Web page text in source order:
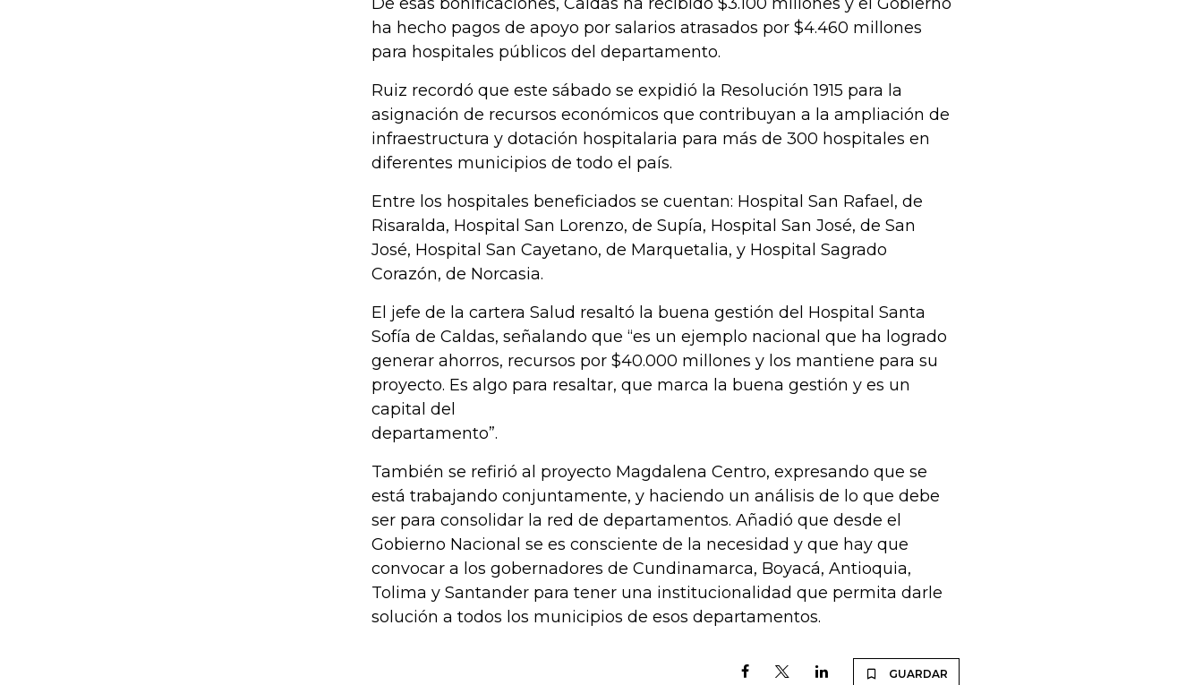
ha hecho pagos de apoyo por salarios atrasados por $4.460 millones
para hospitales públicos del departamento.
Ruiz recordó que este sábado se expidió la Resolución 1915 para la
asignación de recursos económicos que contribuyan a la ampliación de
infraestructura y dotación hospitalaria para más de 300 hospitales en
diferentes municipios de todo el país.
Entre los hospitales beneficiados se cuentan: Hospital San Rafael, de
Risaralda, Hospital San Lorenzo, de Supía, Hospital San José, de San
José, Hospital San Cayetano, de Marquetalia, y Hospital Sagrado
Corazón, de Norcasia.
El jefe de la cartera Salud resaltó la buena gestión del Hospital Santa
Sofía de Caldas, señalando que “es un ejemplo nacional que ha logrado
generar ahorros, recursos por $40.000 millones y los mantiene para su
proyecto. Es algo para resaltar, que marca la buena gestión y es un
capital del
departamento”.
También se refirió al proyecto Magdalena Centro, expresando que se
está trabajando conjuntamente, y haciendo un análisis de lo que debe
ser para consolidar la red de departamentos. Añadió que desde el
Gobierno Nacional se es consciente de la necesidad y que hay que
convocar a los gobernadores de Cundinamarca, Boyacá, Antioquia,
Tolima y Santander para tener una institucionalidad que permita darle
solución a todos los municipios de esos departamentos.
GUARDAR